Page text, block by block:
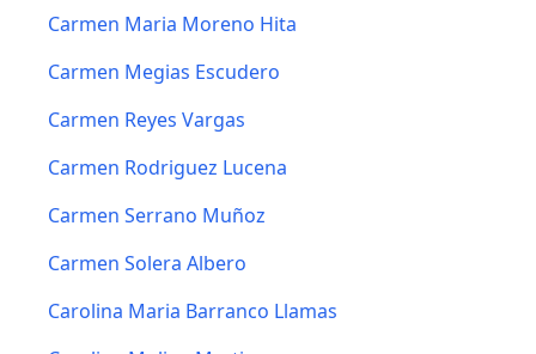
Carmen Maria Moreno Hita
Carmen Megias Escudero
Carmen Reyes Vargas
Carmen Rodriguez Lucena
Carmen Serrano Muñoz
Carmen Solera Albero
Carolina Maria Barranco Llamas